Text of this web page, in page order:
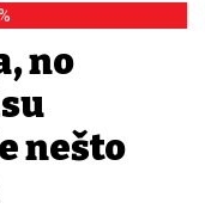
no
nešto